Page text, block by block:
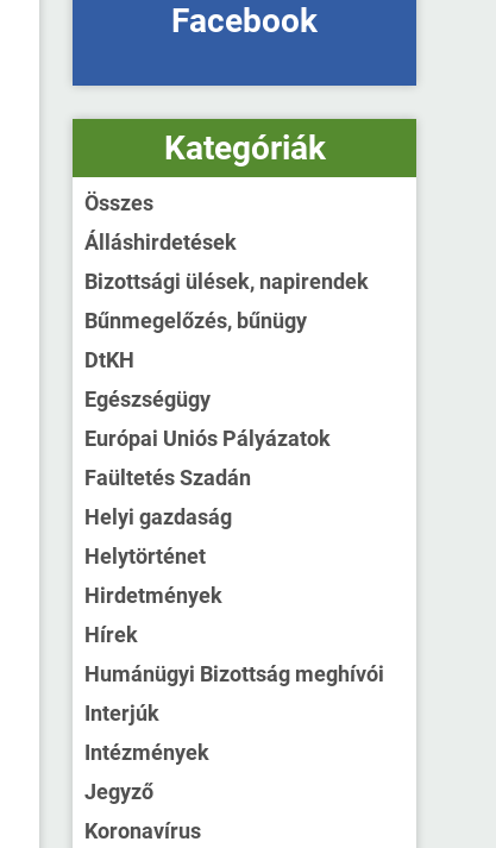
Facebook
Kategóriák
Összes
Álláshirdetések
Bizottsági ülések, napirendek
Bűnmegelőzés, bűnügy
DtKH
Egészségügy
Európai Uniós Pályázatok
Faültetés Szadán
Helyi gazdaság
Helytörténet
Hirdetmények
Hírek
Humánügyi Bizottság meghívói
Interjúk
Intézmények
Jegyző
Koronavírus